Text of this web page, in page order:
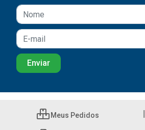
Meus Pedidos